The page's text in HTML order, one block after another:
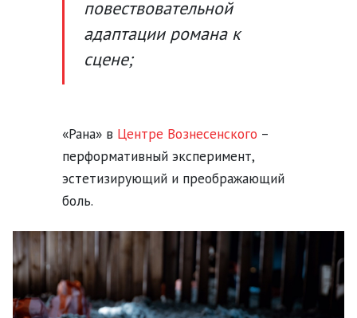
повествовательной
адаптации романа к
сцене;
«Рана» в Центре Вознесенского –
перформативный эксперимент,
эстетизирующий и преображающий
боль.